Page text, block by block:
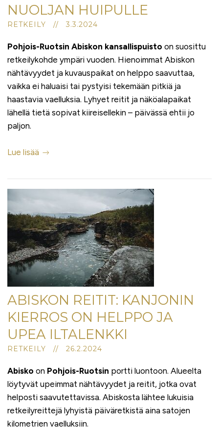
NUOLJAN HUIPULLE
RETKEILY // 3.3.2024
Pohjois-Ruotsin Abiskon kansallispuisto on suosittu
retkeilykohde ympäri vuoden. Hienoimmat Abiskon
nähtävyydet ja kuvauspaikat on helppo saavuttaa,
vaikka ei haluaisi tai pystyisi tekemään pitkiä ja
haastavia vaelluksia. Lyhyet reitit ja näköalapaikat
lähellä tietä sopivat kiireisellekin – päivässä ehtii jo
paljon.
Lue lisää
ABISKON REITIT: KANJONIN
KIERROS ON HELPPO JA
UPEA ILTALENKKI
RETKEILY // 26.2.2024
Abisko on Pohjois-Ruotsin portti luontoon. Alueelta
löytyvät upeimmat nähtävyydet ja reitit, jotka ovat
helposti saavutettavissa. Abiskosta lähtee lukuisia
retkeilyreittejä lyhyistä päiväretkistä aina satojen
kilometrien vaelluksiin.